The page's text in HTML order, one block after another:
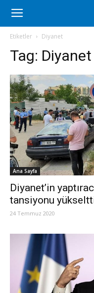
Romanya
Haber
Etiketler Diyanet
Tag: Diyanet
Ana Sayfa
Diyanet’in
tansiyonu
24 Temmuz 2020